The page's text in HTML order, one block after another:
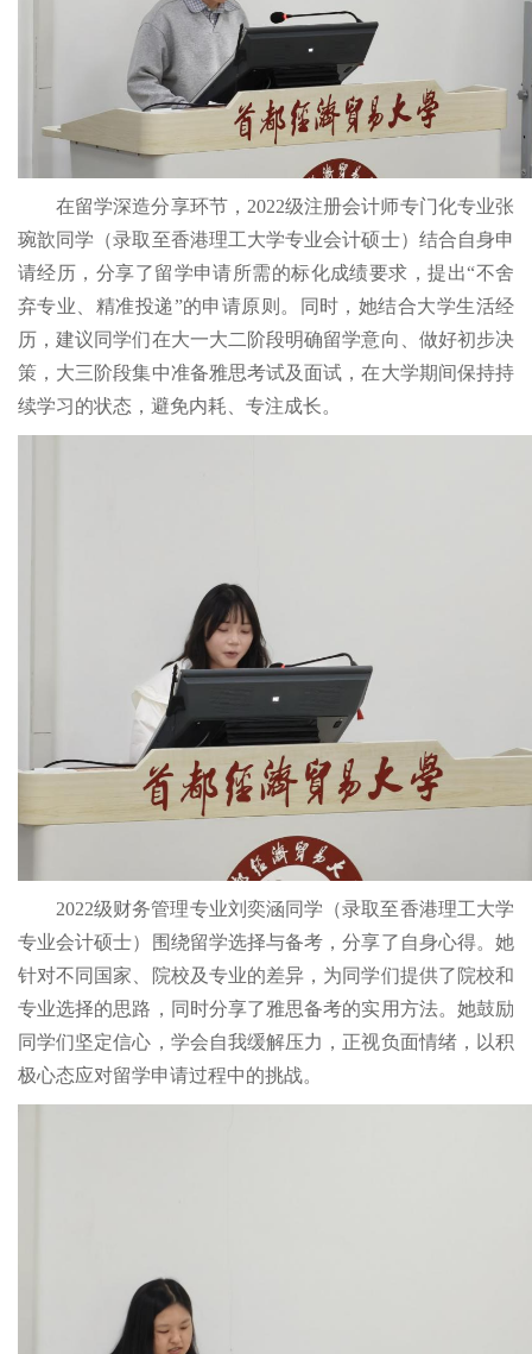
在留学深造分享环节，2022级注册会计师专门化专业张
琬歆同学（录取至香港理工大学专业会计硕士）结合自身申
请经历，分享了留学申请所需的标化成绩要求，提出“不舍
弃专业、精准投递”的申请原则。同时，她结合大学生活经
历，建议同学们在大一大二阶段明确留学意向、做好初步决
策，大三阶段集中准备雅思考试及面试，在大学期间保持持
续学习的状态，避免内耗、专注成长。
2022级财务管理专业刘奕涵同学（录取至香港理工大学
专业会计硕士）围绕留学选择与备考，分享了自身心得。她
针对不同国家、院校及专业的差异，为同学们提供了院校和
专业选择的思路，同时分享了雅思备考的实用方法。她鼓励
同学们坚定信心，学会自我缓解压力，正视负面情绪，以积
极心态应对留学申请过程中的挑战。